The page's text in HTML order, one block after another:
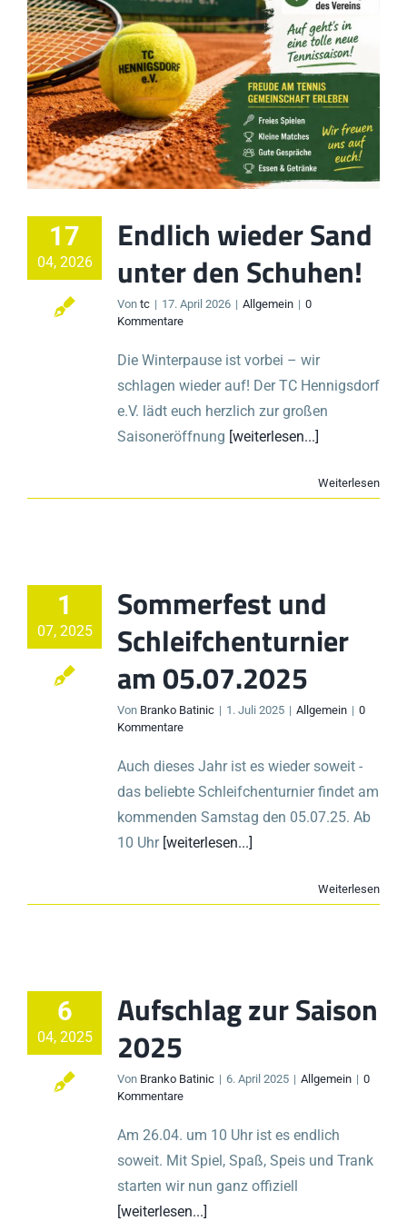
17
04, 2026
Endlich wieder Sand
unter den Schuhen!
Von tc | 17. April 2026 | Allgemein | 0
Kommentare
Die Winterpause ist vorbei – wir
schlagen wieder auf! Der TC Hennigsdorf
e.V. lädt euch herzlich zur großen
Saisoneröffnung [weiterlesen...]
Weiterlesen
1
07, 2025
Sommerfest und
Schleifchenturnier
am 05.07.2025
Von Branko Batinic | 1. Juli 2025 | Allgemein | 0
Kommentare
Auch dieses Jahr ist es wieder soweit -
das beliebte Schleifchenturnier findet am
kommenden Samstag den 05.07.25. Ab
10 Uhr [weiterlesen...]
Weiterlesen
6
04, 2025
Aufschlag zur Saison
2025
Von Branko Batinic | 6. April 2025 | Allgemein | 0
Kommentare
Am 26.04. um 10 Uhr ist es endlich
soweit. Mit Spiel, Spaß, Speis und Trank
starten wir nun ganz offiziell
[weiterlesen...]